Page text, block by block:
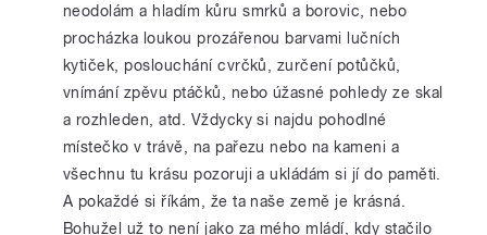
neodolám a hladím kůru smrků a borovic, nebo
procházka loukou prozářenou barvami lučních
kytiček, poslouchání cvrčků, zurčení potůčků,
vnímání zpěvu ptáčků, nebo úžasné pohledy ze skal
a rozhleden, atd. Vždycky si najdu pohodlné
místečko v trávě, na pařezu nebo na kameni a
všechnu tu krásu pozoruji a ukládám si jí do paměti.
A pokaždé si říkám, že ta naše země je krásná.
Bohužel už to není jako za mého mládí, kdy stačilo